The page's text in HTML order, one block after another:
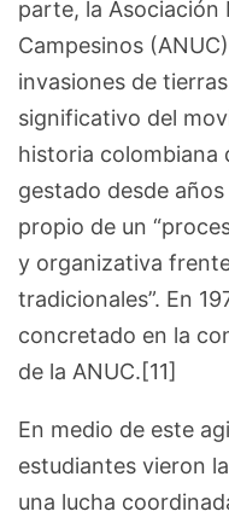
parte, la Asociación
Campesinos
invasiones de
significativo del
historia colombiana
gestado desde
propio de un
y organizativa
tradicionales”. En
concretado en la
de la ANUC.[11]
En medio de este
estudiantes vieron
una lucha